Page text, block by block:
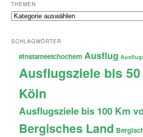
THEMEN
Themen
SCHLAGWÖRTER
#instameetchochem Ausflug
Ausflugsziele bis
Köln
Ausflugsziele bis 100 Km
Bergisches Land